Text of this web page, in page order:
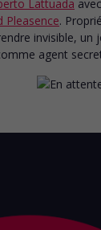
Lattuada avec
Pleasence.
invisible, un
agent